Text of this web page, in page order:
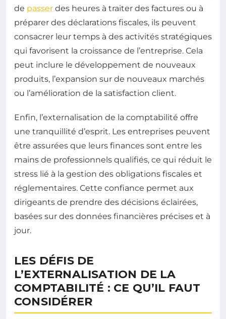
de passer des heures à traiter des factures ou à
préparer des déclarations fiscales, ils peuvent
consacrer leur temps à des activités stratégiques
qui favorisent la croissance de l’entreprise. Cela
peut inclure le développement de nouveaux
produits, l’expansion sur de nouveaux marchés
ou l’amélioration de la satisfaction client.
Enfin, l’externalisation de la comptabilité offre
une tranquillité d’esprit. Les entreprises peuvent
être assurées que leurs finances sont entre les
mains de professionnels qualifiés, ce qui réduit le
stress lié à la gestion des obligations fiscales et
réglementaires. Cette confiance permet aux
dirigeants de prendre des décisions éclairées,
basées sur des données financières précises et à
jour.
LES DÉFIS DE
L’EXTERNALISATION DE LA
COMPTABILITÉ : CE QU’IL FAUT
CONSIDÉRER